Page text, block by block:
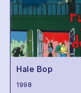
Hale Bop
1998